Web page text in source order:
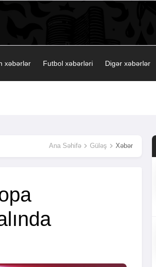
xəbərlər Futbol xəbərləri Digər xəbərlər
Ana Səhifə Güləş Xəbər